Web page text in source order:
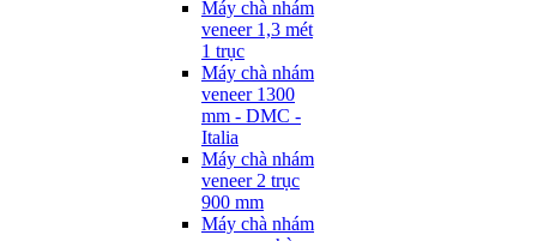
Máy chà nhám
veneer 1,3 mét
1 trục
Máy chà nhám
veneer 1300
mm - DMC -
Italia
Máy chà nhám
veneer 2 trục
900 mm
Máy chà nhám